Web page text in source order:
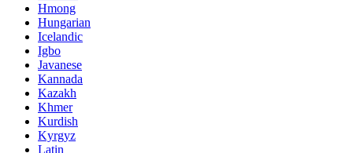
Hmong
Hungarian
Icelandic
Igbo
Javanese
Kannada
Kazakh
Khmer
Kurdish
Kyrgyz
Latin